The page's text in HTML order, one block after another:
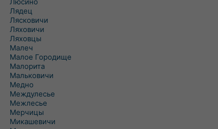
Лядец
Лясковичи
Ляховичи
Ляховцы
Малеч
Малое Городище
Малорита
Мальковичи
Медно
Междулесье
Межлесье
Мерчицы
Микашевичи